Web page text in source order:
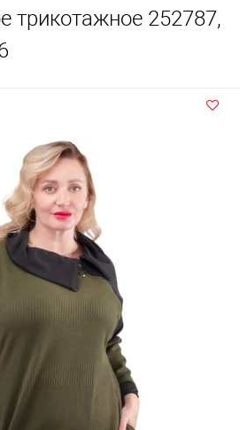
трикотажное 252787,